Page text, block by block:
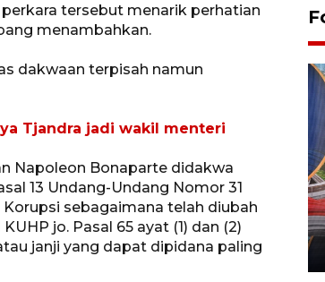
tersebut menarik perhatian
menambahkan.
dakwaan terpisah namun
Tjandra jadi wakil menteri
Napoleon Bonaparte didakwa
13 Undang-Undang Nomor 31
sebagaimana telah diubah
jo. Pasal 65 ayat (1) dan (2)
janji yang dapat dipidana paling
Komisi V DPR tinjau
perlintasan sebidang di
Stasiun Bogor
12 Juni 2026 18:49